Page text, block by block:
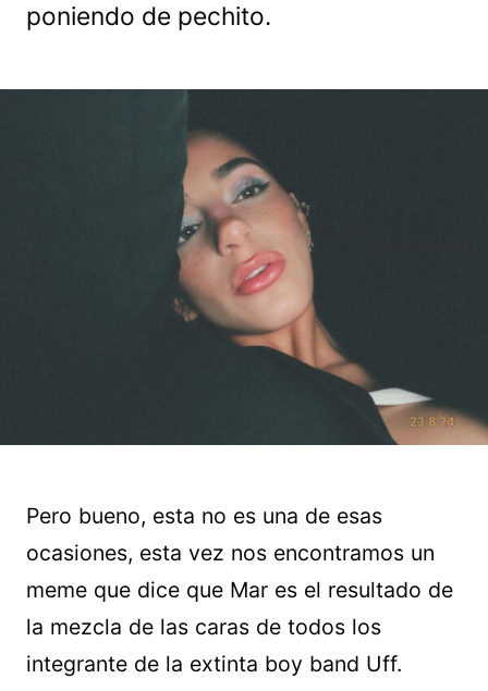
poniendo de pechito.
Pero bueno, esta no es una de esas
ocasiones, esta vez nos encontramos un
meme que dice que Mar es el resultado de
la mezcla de las caras de todos los
integrante de la extinta boy band Uff.